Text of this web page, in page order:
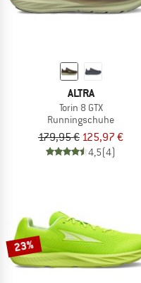
ALTRA
Torin 8 GTX
Runningschuhe
179,95 € 125,97 €
4,5(4)
23%